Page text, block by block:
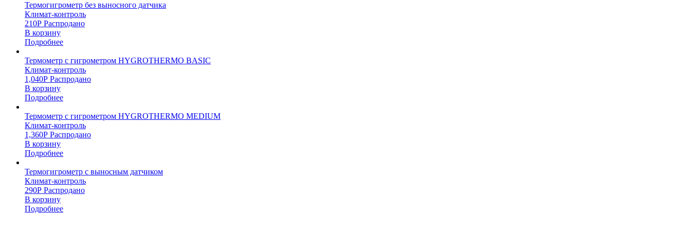
Термогигрометр без выносного датчика
Климат-контроль
210Р Распродано
В корзину
Подробнее
Термометр с гигрометром HYGROTHERMO BASIC
Климат-контроль
1,040Р Распродано
В корзину
Подробнее
Термометр с гигрометром HYGROTHERMO MEDIUM
Климат-контроль
1,360Р Распродано
В корзину
Подробнее
Термогигрометр с выносным датчиком
Климат-контроль
290Р Распродано
В корзину
Подробнее